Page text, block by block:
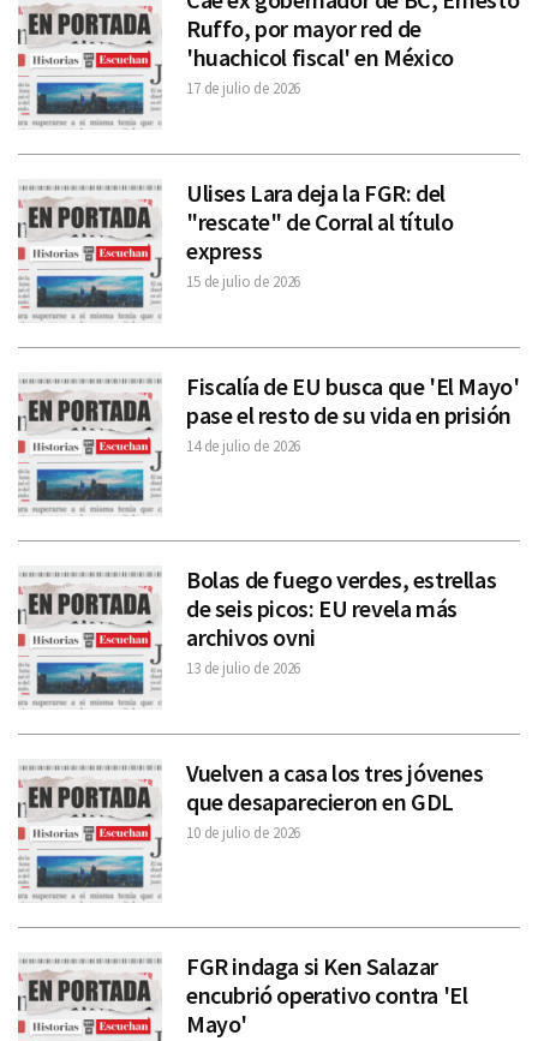
Ruffo, por mayor red de
'huachicol fiscal' en México
17 de julio de 2026
Ulises Lara deja la FGR: del
"rescate" de Corral al título
express
15 de julio de 2026
Fiscalía de EU busca que 'El Mayo'
pase el resto de su vida en prisión
14 de julio de 2026
Bolas de fuego verdes, estrellas
de seis picos: EU revela más
archivos ovni
13 de julio de 2026
Vuelven a casa los tres jóvenes
que desaparecieron en GDL
10 de julio de 2026
FGR indaga si Ken Salazar
encubrió operativo contra 'El
Mayo'